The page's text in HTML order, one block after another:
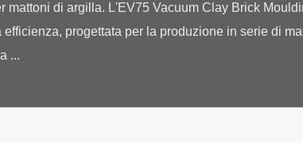
mattoni di argilla. L'EV75 Vacuum Clay Brick
progettata per la produzione in serie di